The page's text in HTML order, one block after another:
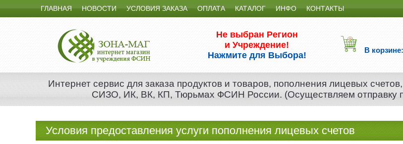
ГЛАВНАЯ НОВОСТИ УСЛОВИЯ ЗАКАЗА ОПЛАТА КАТАЛОГ ИНФО КОНТАКТЫ
Не выбран Регион
и Учреждение!
Нажмите для Выбора!
В корзине:
Интернет сервис для заказа продуктов и товаров, пополнения лицевых
СИЗО, ИК, ВК, КП, Тюрьмах ФСИН России. (Осуществляем отправку
Условия предоставления услуги пополнения лицевых счетов